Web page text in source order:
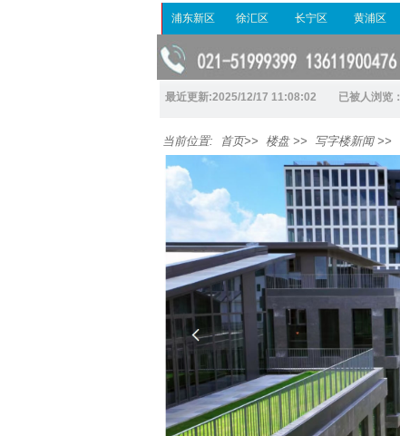
浦东新区 徐汇区 长宁区 黄浦区
最近更新:2025/12/17 11:08:02 已被人浏览：
当前位置: 首页>> 楼盘>> 写字楼新闻>>